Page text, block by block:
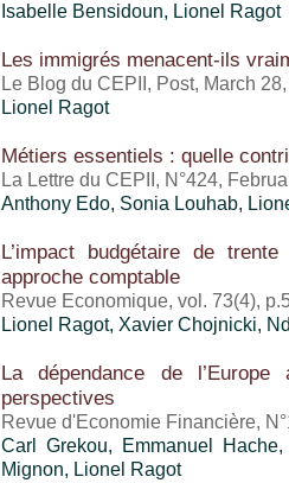
Isabelle Bensidoun, Lionel Ragot
Les immigrés menacent-ils
Le Blog du CEPII, Post, March
Lionel Ragot
Métiers essentiels : quelle
La Lettre du CEPII, N°424,
Anthony Edo, Sonia Louhab,
L’impact budgétaire de
approche comptable
Revue Economique, vol. 73(4),
Lionel Ragot, Xavier Chojnicki,
La dépendance de
perspectives
Revue d'Economie Financière,
Carl Grekou, Emmanuel
Mignon, Lionel Ragot